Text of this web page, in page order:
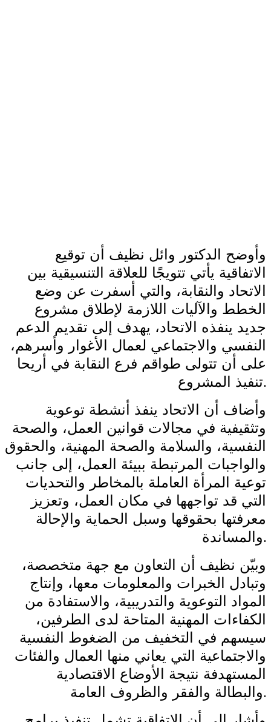
وأوضح الدكتور وائل نظيف أن توقيع
الاتفاقية يأتي تتويجًا للعلاقة التنسيقية بين
الاتحاد والنقابة، والتي أسفرت عن وضع
الخطط والآليات اللازمة لإطلاق مشروع
جديد ينفذه الاتحاد، يهدف إلى تقديم الدعم
النفسي والاجتماعي لعمال الأغوار وأسرهم،
على أن تتولى طواقم فرع النقابة في أريحا
تنفيذ المشروع.
وأضاف أن الاتحاد ينفذ أنشطة توعوية
وتثقيفية في مجالات قوانين العمل، والصحة
النفسية، والسلامة والصحة المهنية، والحقوق
والواجبات المرتبطة ببيئة العمل، إلى جانب
توعية المرأة العاملة بالمخاطر والتحديات
التي قد تواجهها في مكان العمل، وتعزيز
معرفتها بحقوقها وسبل الحماية والإحالة
والمساندة.
وبيّن نظيف أن التعاون مع جهة متخصصة،
وتبادل الخبرات والمعلومات معها، وإنتاج
المواد التوعوية والتدريبية، والاستفادة من
الكفاءات المهنية المتاحة لدى الطرفين،
سيسهم في التخفيف من الضغوط النفسية
والاجتماعية التي يعاني منها العمال والفئات
المستهدفة نتيجة الأوضاع الاقتصادية
والبطالة والفقر والظروف العامة.